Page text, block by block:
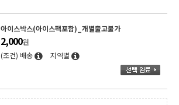
아이스박스(아이스팩포함)_개별출고불가
2,000원
(조건) 배송
지역별